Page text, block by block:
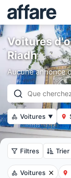
Voitures
Riadh
Aucune annonce
Voitures ▼
Filtres Trier
Voitures